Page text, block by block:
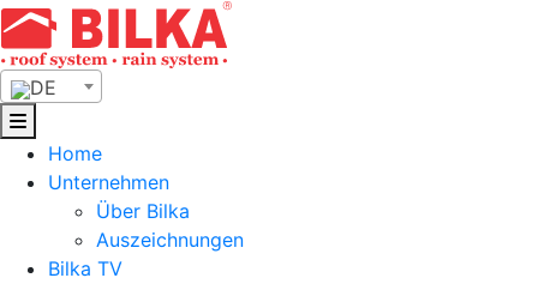
Skip
to
content
DE
Home
Unternehmen
Über Bilka
Auszeichnungen
Bilka TV